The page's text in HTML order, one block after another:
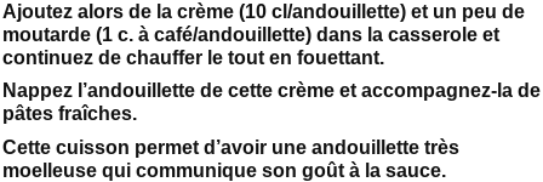
Ajoutez alors de la crème (10 cl/andouillette) et un peu de
moutarde (1 c. à café/andouillette) dans la casserole et
continuez de chauffer le tout en fouettant.
Nappez l’andouillette de cette crème et accompagnez-la de
pâtes fraîches.
Cette cuisson permet d’avoir une andouillette très
moelleuse qui communique son goût à la sauce.